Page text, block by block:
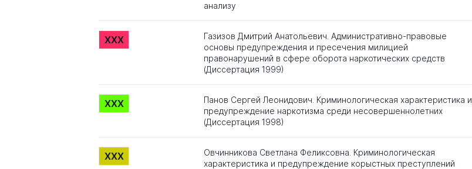
анализу
XXX
Газизов Дмитрий Анатольевич. Административно-правовые
основы предупреждения и пресечения милицией
правонарушений в сфере оборота наркотических средств
(Диссертация 1999)
XXX
Панов Сергей Леонидович. Криминологическая характеристика и
предупреждение наркотизма среди несовершеннолетних
(Диссертация 1998)
XXX
Овчинникова Светлана Феликсовна. Криминологическая
характеристика и предупреждение корыстных преступлений